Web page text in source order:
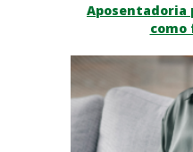
Aposentadoria
como